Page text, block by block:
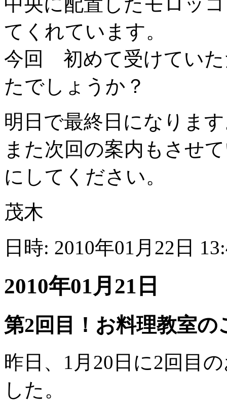
てくれています。
今回 初めて受けていた
たでしょうか？
明日で最終日になりま
また次回の案内もさせ
にしてください。
茂木
日時: 2010年01月22日
2010年01月21日
第2回目！お料理教室の
昨日、1月20日に2回目
した。